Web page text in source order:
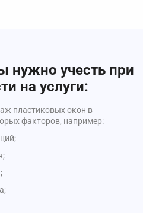
нужно учесть при
на услуги:
пластиковых окон в
факторов, например: